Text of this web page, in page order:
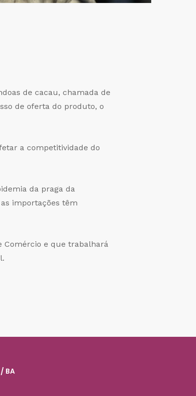
de cacau, chamada de
de oferta do produto, o
a competitividade do
da praga da
importações têm
Comércio e que trabalhará
BA